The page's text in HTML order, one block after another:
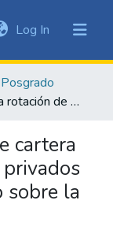
Log In (current)
Posgrado
Dinámica de la rotación de cartera en los fondos de pensión privados en Colombia y su impacto sobre la rentabilidad
cartera
sobre la